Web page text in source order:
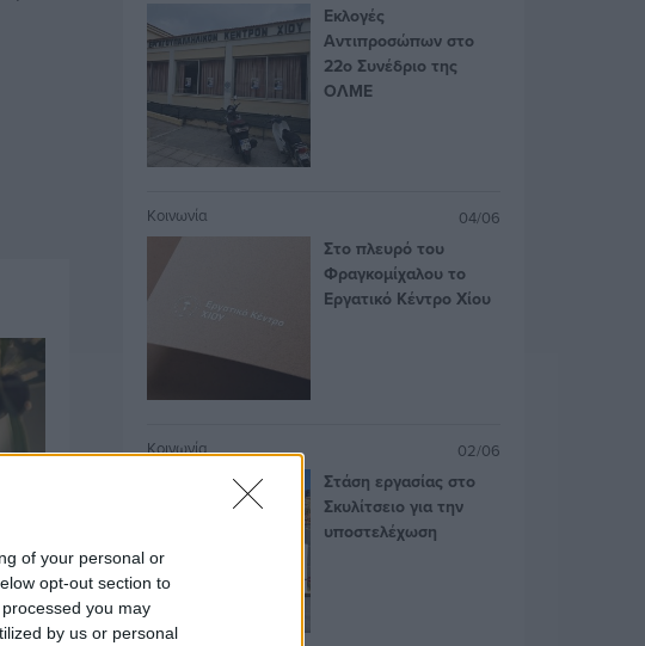
of your personal or
opt-out section to
you may
by us or personal
Εκλογές
Αντιπροσώπων στο
22ο Συνέδριο της
ΟΛΜΕ
Κοινωνία 04/06
Στο πλευρό του
Φραγκομίχαλου το
Εργατικό Κέντρο Χίου
Κοινωνία 02/06
Στάση εργασίας στο
Σκυλίτσειο για την
υποστελέχωση